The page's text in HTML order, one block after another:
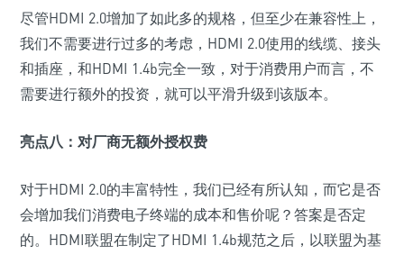
尽管HDMI 2.0增加了如此多的规格，但至少在兼容性上，
我们不需要进行过多的考虑，HDMI 2.0使用的线缆、接头
和插座，和HDMI 1.4b完全一致，对于消费用户而言，不
需要进行额外的投资，就可以平滑升级到该版本。
亮点八：对厂商无额外授权费
对于HDMI 2.0的丰富特性，我们已经有所认知，而它是否
会增加我们消费电子终端的成本和售价呢？答案是否定
的。HDMI联盟在制定了HDMI 1.4b规范之后，以联盟为基